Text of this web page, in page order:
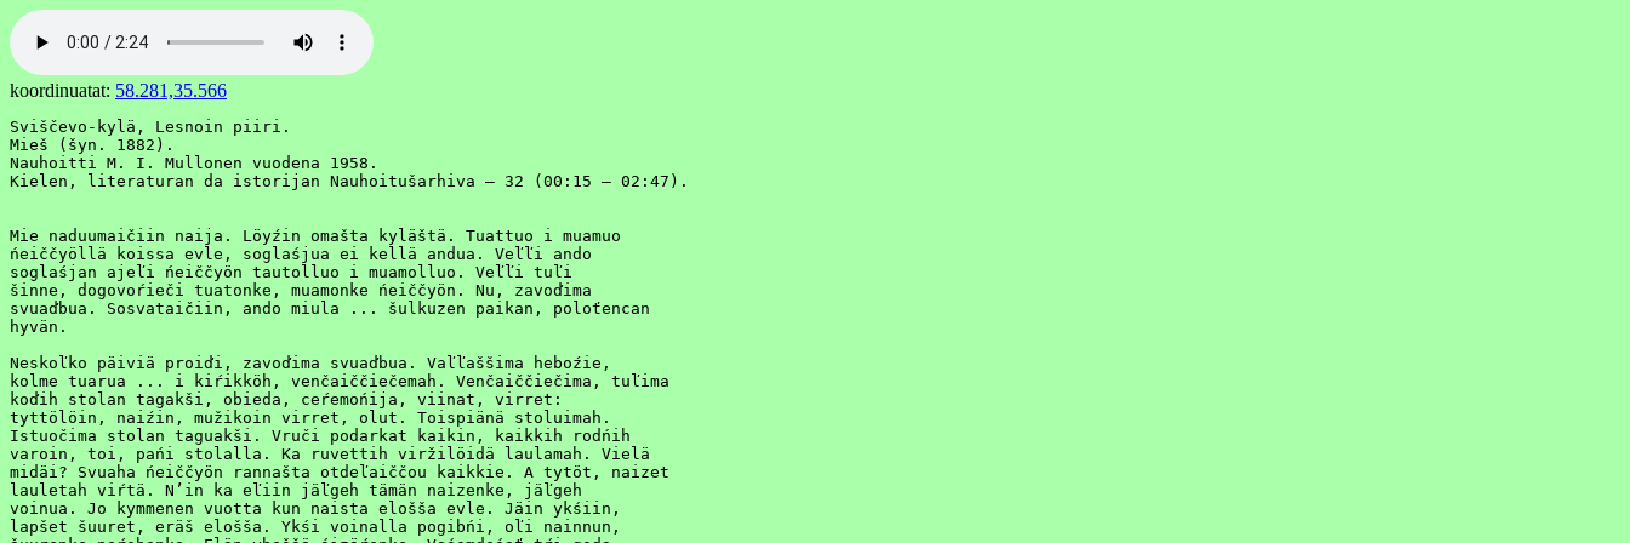
koordinuatat: 58.281,35.566
Sviščevo-kylä, Lesnoin piiri.
Mieš (šyn. 1882).
Nauhoitti M. I. Mullonen vuodena 1958.
Kielen, literaturan da istorijan Nauhoitušarhiva – 32 (00:15 – 02:47).
Mie naduumaičiin naija. Löyźin omašta kyläštä. Tuattuo i muamuo
ńeiččyöllä koissa evle, soglaśjua ei kellä andua. Veľľi ando
soglaśjan ajeľi ńeiččyön tautolluo i muamolluo. Veľľi tuľi
šinne, dogovoŕieči tuatonke, muamonke ńeiččyön. Nu, zavoďima
svuaďbua. Sosvataičiin, ando miula ... šulkuzen paikan, poloťencan
hyvän.
Neskoľko päiviä proiďi, zavoďima svuaďbua. Vaľľaššima heboźie,
kolme tuarua ... i kiŕikköh, venčaiččiečemah. Venčaiččiečima, tuľima
koďih stolan tagakši, obieda, ceŕemońija, viinat, virret:
tyttölöin, naiźin, mužikoin virret, olut. Toispiänä stoluimah.
Istuočima stolan taguakši. Vruči podarkat kaikin, kaikkih rodńih
varoin, toi, pańi stolalla. Ka ruvettih viržilöidä laulamah. Vielä
midäi? Svuaha ńeiččyön rannašta otdeľaiččou kaikkie. A tytöt, naizet
lauletah viŕtä. N’in ka eľiin jäľgeh tämän naizenke, jäľgeh
voinua. Jo kymmenen vuotta kun naista elošša evle. Jäin ykśiin,
lapšet šuuret, eräš elošša. Ykśi voinalla pogibńi, oľi nainnun,